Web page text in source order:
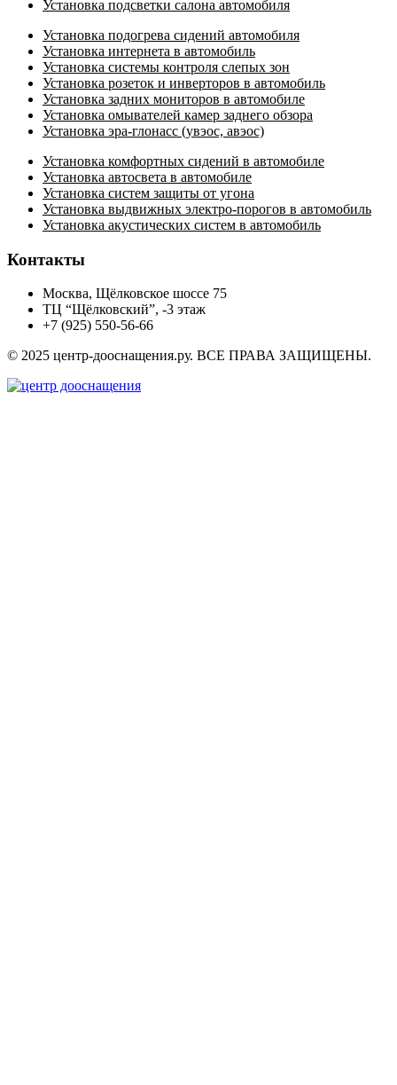
Установка подсветки салона автомобиля
Установка подогрева сидений автомобиля
Установка интернета в автомобиль
Установка системы контроля слепых зон
Установка розеток и инверторов в автомобиль
Установка задних мониторов в автомобиле
Установка омывателей камер заднего обзора
Установка эра-глонасс (увэос, авэос)
Установка комфортных сидений в автомобиле
Установка автосвета в автомобиле
Установка систем защиты от угона
Установка выдвижных электро-порогов в автомобиль
Установка акустических систем в автомобиль
Контакты
Москва, Щёлковское шоссе 75
ТЦ “Щёлковский”, -3 этаж
+7 (925) 550-56-66
© 2025 центр-дооснащения.ру. ВСЕ ПРАВА ЗАЩИЩЕНЫ.